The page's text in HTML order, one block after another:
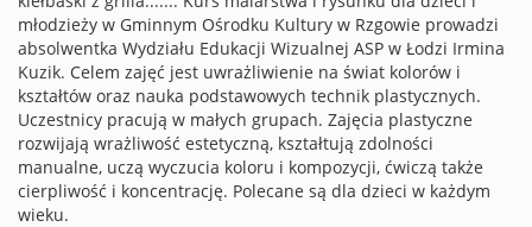
młodzieży w Gminnym Ośrodku Kultury w Rzgowie prowadzi
absolwentka Wydziału Edukacji Wizualnej ASP w Łodzi Irmina
Kuzik. Celem zajęć jest uwrażliwienie na świat kolorów i
kształtów oraz nauka podstawowych technik plastycznych.
Uczestnicy pracują w małych grupach. Zajęcia plastyczne
rozwijają wrażliwość estetyczną, kształtują zdolności
manualne, uczą wyczucia koloru i kompozycji, ćwiczą także
cierpliwość i koncentrację. Polecane są dla dzieci w każdym
wieku.